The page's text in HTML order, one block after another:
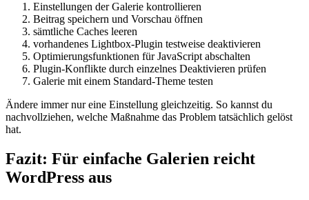
Einstellungen der Galerie kontrollieren
Beitrag speichern und Vorschau öffnen
sämtliche Caches leeren
vorhandenes Lightbox-Plugin testweise deaktivieren
Optimierungsfunktionen für JavaScript abschalten
Plugin-Konflikte durch einzelnes Deaktivieren prüfen
Galerie mit einem Standard-Theme testen
Ändere immer nur eine Einstellung gleichzeitig. So kannst du
nachvollziehen, welche Maßnahme das Problem tatsächlich gelöst
hat.
Fazit: Für einfache Galerien reicht
WordPress aus